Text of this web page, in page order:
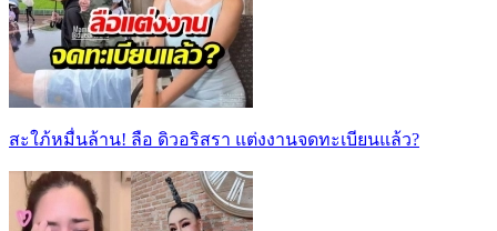
สะใภ้หมื่นล้าน! ลือ ดิวอริสรา แต่งงานจดทะเบียนแล้ว?